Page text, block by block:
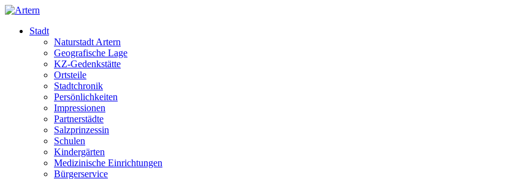
Stadt
Naturstadt Artern
Geografische Lage
KZ-Gedenkstätte
Ortsteile
Stadtchronik
Persönlichkeiten
Impressionen
Partnerstädte
Salzprinzessin
Schulen
Kindergärten
Medizinische Einrichtungen
Bürgerservice